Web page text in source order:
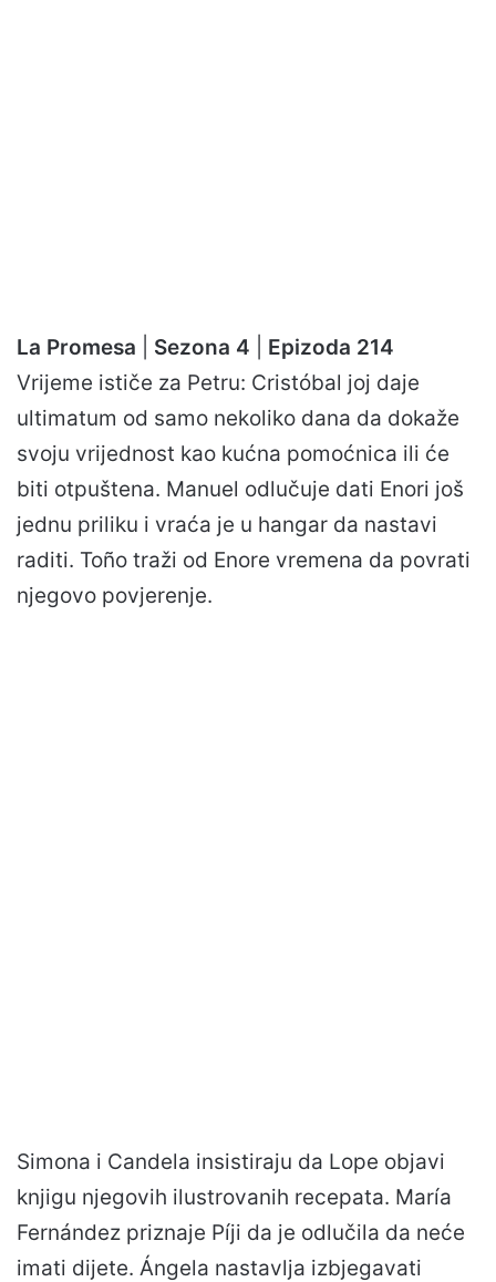
La Promesa Sezona 4
Epizoda 214
Vrijeme ističe za Petru: Cristóbal joj daje
ultimatum od samo nekoliko dana da dokaže
svoju vrijednost kao kućna pomoćnica ili će
biti otpuštena. Manuel odlučuje dati Enori još
jednu priliku i vraća je u hangar da nastavi
raditi. Toño traži od Enore vremena da povrati
njegovo povjerenje.
Simona i Candela insistiraju da Lope objavi
knjigu njegovih ilustrovanih recepata. María
Fernández priznaje Píji da je odlučila da neće
imati dijete. Ángela nastavlja izbjegavati